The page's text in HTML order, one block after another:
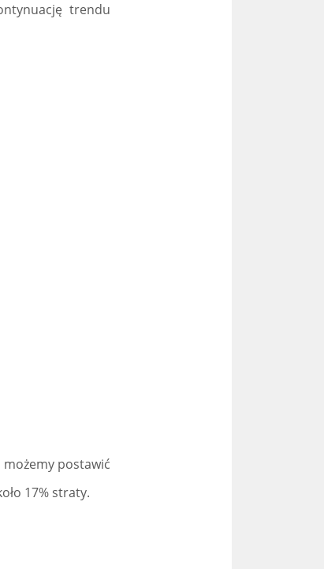
trendu
możemy postawić
17% straty.